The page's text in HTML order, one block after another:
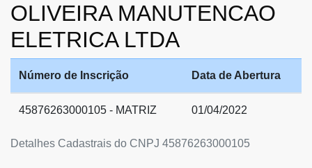
OLIVEIRA MANUTENCAO
ELETRICA LTDA
Detalhes Cadastrais do CNPJ 45876263000105
Número de Inscrição Data de Abertura
45876263000105 - MATRIZ 01/04/2022